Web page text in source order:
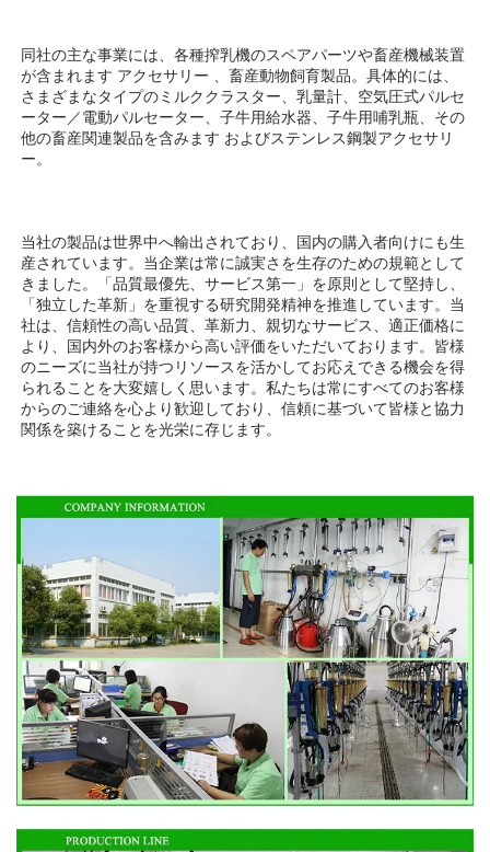
同社の主な事業には、各種搾乳機のスペアパーツや畜産機械装置
が含まれます アクセサリー
、畜産動物飼育製品。具体的には、
さまざまなタイプのミルククラスター、乳量計、空気圧式パルセ
ーター／電動パルセーター、子牛用給水器、子牛用哺乳瓶、その
他の畜産関連製品を含みます およびステンレス鋼製アクセサリ
ー。
当社の製品は世界中へ輸出されており、国内の購入者向けにも生
産されています。当企業は常に誠実さを生存のための規範として
きました。「品質最優先、サービス第一」を原則として堅持し、
「独立した革新」を重視する研究開発精神を推進しています。当
社は、信頼性の高い品質、革新力、親切なサービス、適正価格に
より、国内外のお客様から高い評価をいただいております。皆様
のニーズに当社が持つリソースを活かしてお応えできる機会を得
られることを大変嬉しく思います。私たちは常にすべてのお客様
からのご連絡を心より歓迎しており、信頼に基づいて皆様と協力
関係を築けることを光栄に存じます。